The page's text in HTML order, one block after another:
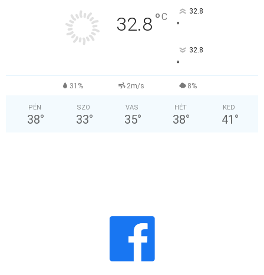
32.8°C 32.8
°
32.8
°
31% 2m/s 8%
PÉN
38°
SZO
33°
VAS
35°
HÉT
38°
KED
41 °